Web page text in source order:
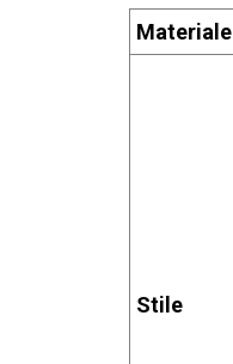
Materiale
Stile